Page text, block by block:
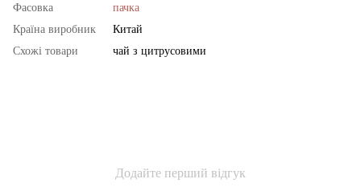
Фасовка
пачка
Країна виробник
Китай
Схожі товари
чай з цитрусовими
Додайте перший відгук